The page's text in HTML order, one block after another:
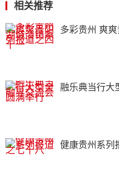
相关推荐
融乐典当行大
健康贵州系列